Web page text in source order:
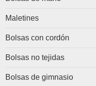
Maletines
Bolsas con cordón
Bolsas no tejidas
Bolsas de gimnasio